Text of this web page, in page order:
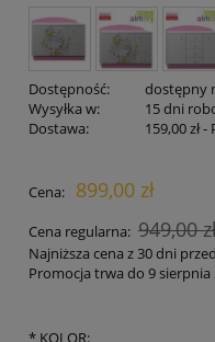
Dostępność:
dostępny
Wysyłka w:
15 dni
Dostawa:
159,00 zł-
Cena nie zawiera
Cena: 899,00 zł
Cena regularna: 949,00
Najniższa cena z 30 dni
Promocja trwa do 9 sierpnia
* KOLOR: